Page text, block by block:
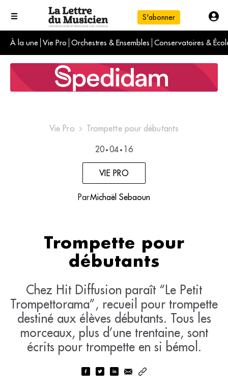
S'abonner
À la une Vie Pro Orchestres & Ensembles Conservatoires &
L'info du jour
Le numéro du mois
International
Vie Pro Trompette pour débutants
20 • 04 • 16
VIE PRO
ParMichaël Sebaoun
Trompette pour
débutants
Chez Hit Diffusion paraît “Le Petit
Trompettorama”, recueil pour trompette
destiné aux élèves débutants. Tous les
morceaux, plus d’une trentaine, sont
écrits pour trompette en si bémol.